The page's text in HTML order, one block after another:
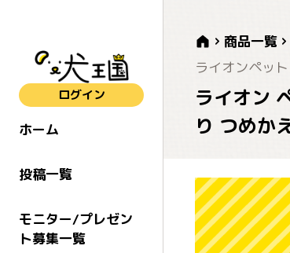
ログイン
ホーム
投稿一覧
モニター/プレゼン
ト募集一覧
商品一覧
ライオンペット
ライオン
り つめか